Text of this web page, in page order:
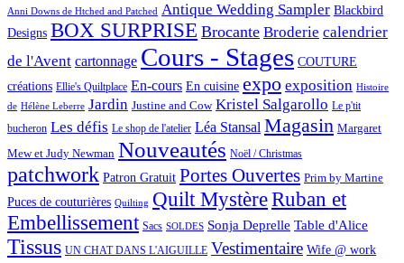
Anni Downs de Htched and Patched Antique Wedding Sampler Blackbird
Designs BOX SURPRISE Brocante Broderie calendrier
de l'Avent cartonnage Cours - Stages COUTURE
créations Ellie's Quiltplace En-cours En cuisine expo exposition Histoire
de Hélène Leberre Jardin Justine and Cow Kristel Salgarollo Le p'tit
bucheron Les défis Le shop de l'atelier Léa Stansal Magasin Margaret
Mew et Judy Newman Nouveautés Noël / Christmas
patchwork Patron Gratuit Portes Ouvertes Prim by Martine
Puces de couturières Quilting Quilt MystèreRuban et
Embellissement Sacs SOLDES Sonja Deprelle Table d'Alice
Tissus UN CHAT DANS L'AIGUILLE Vestimentaire Wife @ work